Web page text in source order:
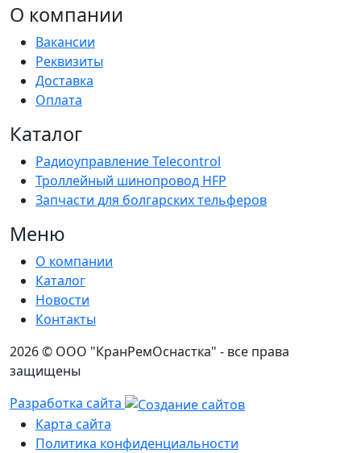
О компании
Вакансии
Реквизиты
Доставка
Оплата
Каталог
Радиоуправление Telecontrol
Троллейный шинопровод HFP
Запчасти для болгарских тельферов
Меню
О компании
Каталог
Новости
Контакты
2026 © ООО "КранРемОснастка" - все права
защищены
Разработка сайта
Карта сайта
Политика конфиденциальности